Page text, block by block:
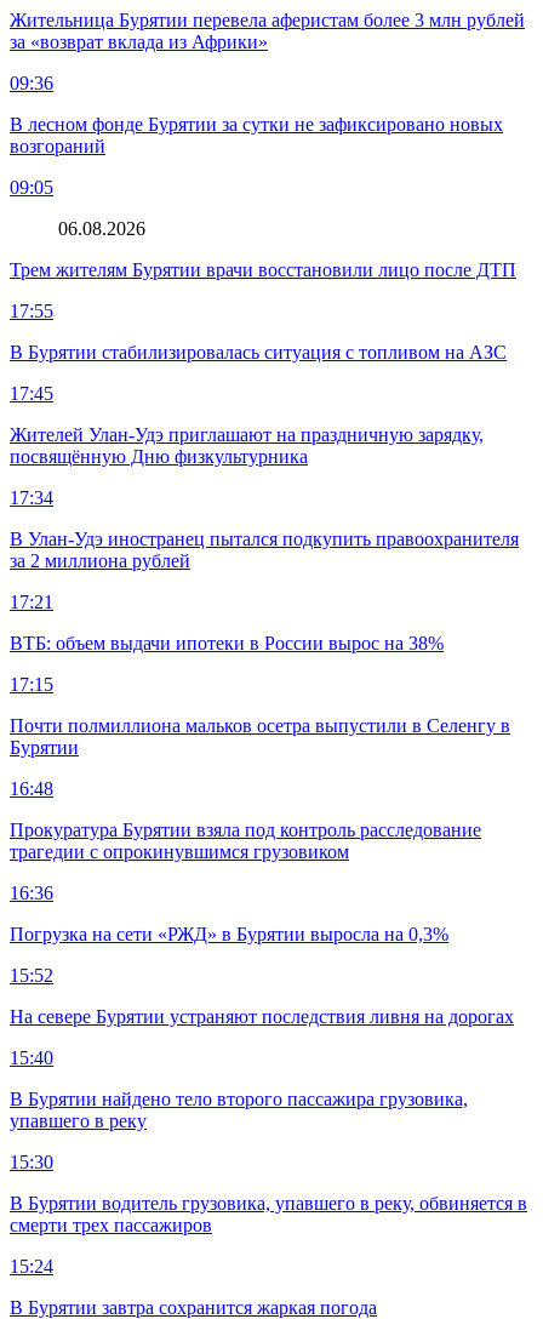
Жительница Бурятии перевела аферистам более 3 млн рублей
за «возврат вклада из Африки»
09:36
В лесном фонде Бурятии за сутки не зафиксировано новых
возгораний
09:05
06.08.2026
Трем жителям Бурятии врачи восстановили лицо после ДТП
17:55
В Бурятии стабилизировалась ситуация с топливом на АЗС
17:45
Жителей Улан-Удэ приглашают на праздничную зарядку,
посвящённую Дню физкультурника
17:34
В Улан-Удэ иностранец пытался подкупить правоохранителя
за 2 миллиона рублей
17:21
ВТБ: объем выдачи ипотеки в России вырос на 38%
17:15
Почти полмиллиона мальков осетра выпустили в Селенгу в
Бурятии
16:48
Прокуратура Бурятии взяла под контроль расследование
трагедии с опрокинувшимся грузовиком
16:36
Погрузка на сети «РЖД» в Бурятии выросла на 0,3%
15:52
На севере Бурятии устраняют последствия ливня на дорогах
15:40
В Бурятии найдено тело второго пассажира грузовика,
упавшего в реку
15:30
В Бурятии водитель грузовика, упавшего в реку, обвиняется в
смерти трех пассажиров
15:24
В Бурятии завтра сохранится жаркая погода